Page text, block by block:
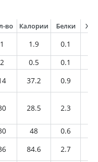
во Калории Белки
1 1.9 0.1
2 0.5 0.1
37.2 0.9
28.5 2.3
48 0.6
84.6 2.7